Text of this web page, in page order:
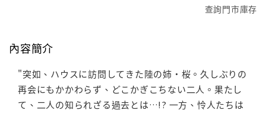
查詢門市庫存
內容簡介
"突如、ハウスに訪問してきた陸の姉・桜。久しぶりの
再会にもかかわらず、どこかぎこちない二人。果たし
て、二人の知られざる過去とは…!? 一方、怜人たちは